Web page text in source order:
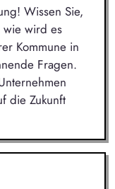
Wissen Sie,
wie wird es
Kommune in
Fragen.
die Zukunft